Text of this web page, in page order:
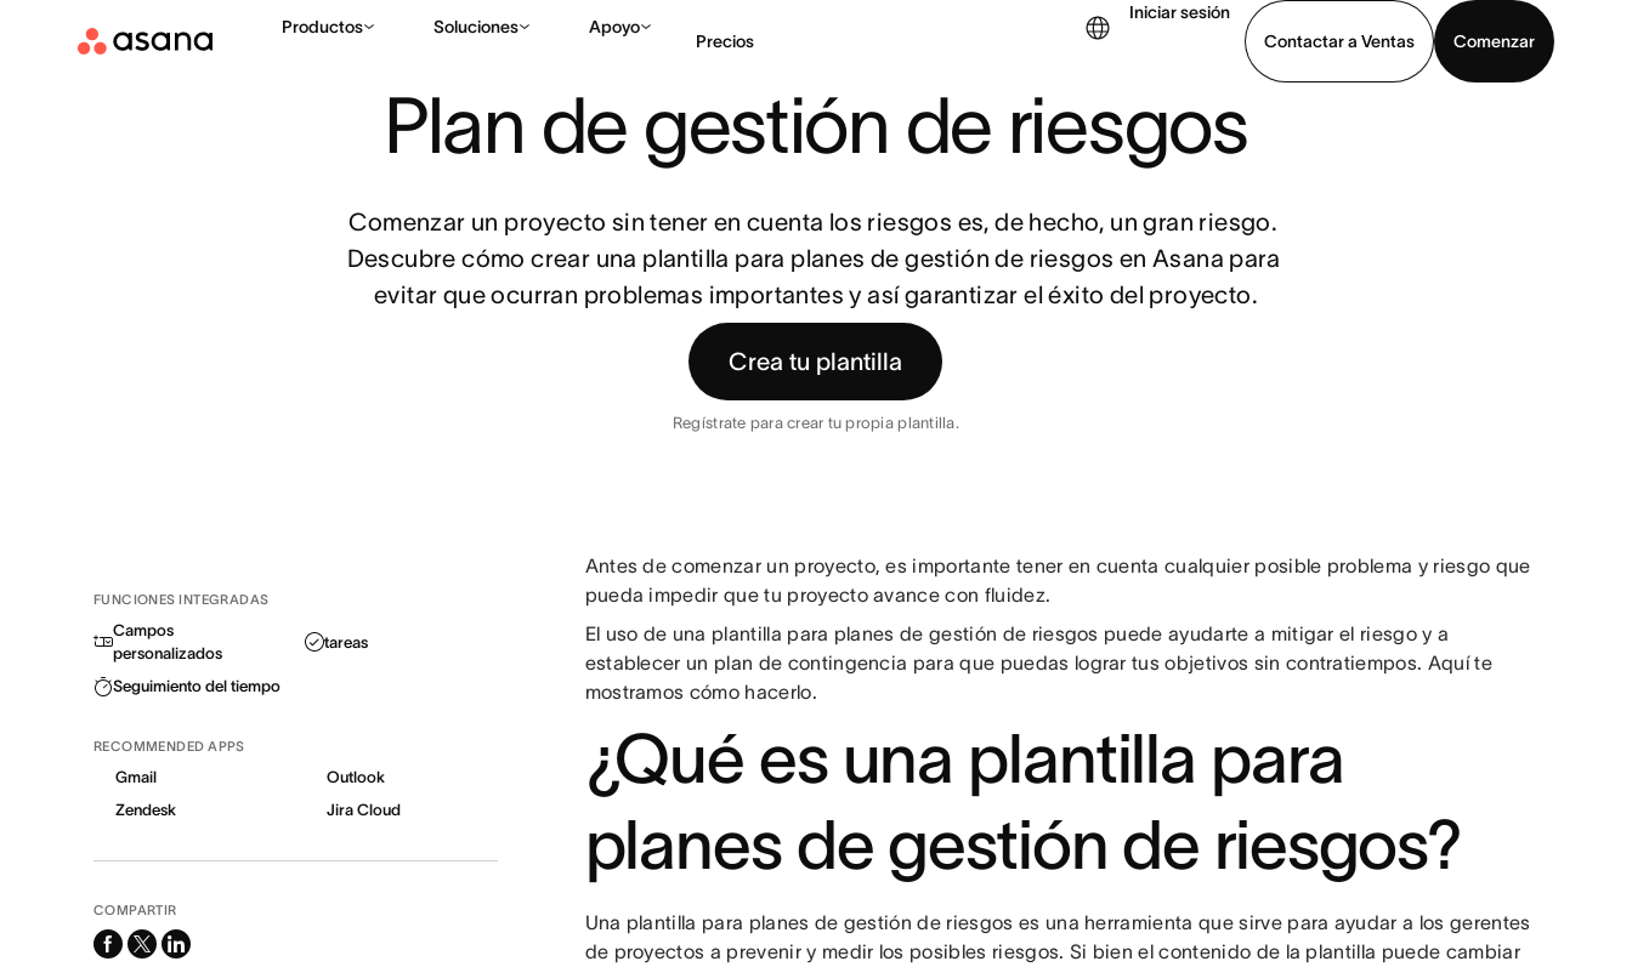
Productos Soluciones Apoyo
Precios
Iniciar sesión
Contactar a Ventas
Comenzar
Contactar a Ventas Ver demo Descargar la aplicación
Plan de gestión de riesgos
Comenzar un proyecto sin tener en cuenta los riesgos es, de hecho, un gran riesgo.
Descubre cómo crear una plantilla para planes de gestión de riesgos en Asana para
evitar que ocurran problemas importantes y así garantizar el éxito del proyecto.
Crea tu plantilla
Regístrate para crear tu propia plantilla.
FUNCIONES INTEGRADAS
Campos
personalizados
tareas
Seguimiento del tiempo
RECOMMENDED APPS
Gmail
Outlook
Zendesk
Jira Cloud
COMPARTIR
facebook
x-
linkedin
Antes de comenzar un proyecto, es importante tener en cuenta cualquier posible problema y riesgo que
pueda impedir que tu proyecto avance con fluidez.
El uso de una plantilla para planes de gestión de riesgos puede ayudarte a mitigar el riesgo y a
establecer un plan de contingencia para que puedas lograr tus objetivos sin contratiempos. Aquí te
mostramos cómo hacerlo.
¿Qué es una plantilla para
planes de gestión de riesgos?
Una plantilla para planes de gestión de riesgos es una herramienta que sirve para ayudar a los gerentes
de proyectos a prevenir y medir los posibles riesgos. Si bien el contenido de la plantilla puede cambiar